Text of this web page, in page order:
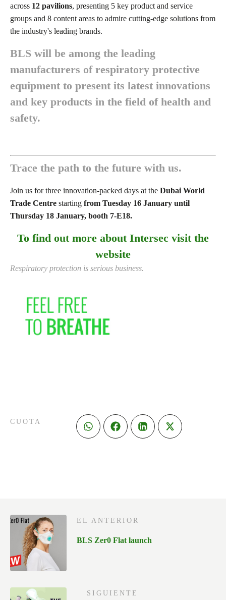
CUOTA
across 12 pavilions, presenting 5 key product and service
groups and 8 content areas to admire cutting-edge solutions from
the industry's leading brands.
BLS will be among the leading
manufacturers of respiratory protective
equipment to present its latest innovations
and key products in the field of health and
safety.
Trace the path to the future with us.
Join us for three innovation-packed days at the Dubai World
Trade Centre starting from Tuesday 16 January until
Thursday 18 January, booth 7-E18.
To find out more about Intersec visit the
website
Respiratory protection is serious business.
EL ANTERIOR
BLS Zer0 Flat launch
SIGUIENTE